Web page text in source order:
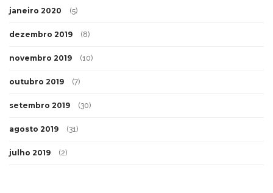
janeiro 2020 (5)
dezembro 2019 (8)
novembro 2019 (10)
outubro 2019 (7)
setembro 2019 (30)
agosto 2019 (31)
julho 2019 (2)